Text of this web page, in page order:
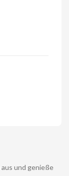
und genieße